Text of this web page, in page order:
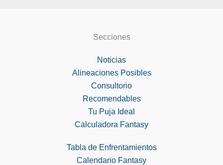
Secciones
Noticias
Alineaciones Posibles
Consultorio
Recomendables
Tu Puja Ideal
Calculadora Fantasy
Tabla de Enfrentamientos
Calendario Fantasy